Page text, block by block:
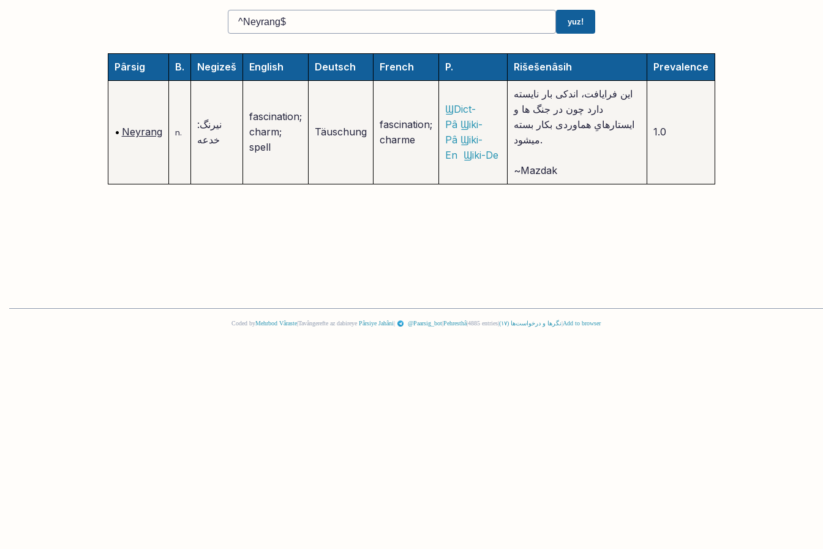
yuz!
Pârsig B. Negizeš English Deutsch French P. Rišešenâsih Prevalence
• Neyrang n.
نیرنگ:
خدعه
fascination;
charm;
spell
Täuschung
fascination;
charme
ϢDict-
Pâ Ϣiki-
Pâ Ϣiki-
En Ϣiki-De
این فرایافت، اندکی بار نایسته
دارد چون در جنگ ها و
ایستارهایِ هماوردی بکار بسته
میشود.
~Mazdak
1.0
Coded byMehrbod Vâraste|Tavângerefte az dabireye Pârsiye Jahâni| @Paarsig_bot|Pehresthâ|4885 entries| نگرها و درخواست‌ها (١٧) |Add to browser